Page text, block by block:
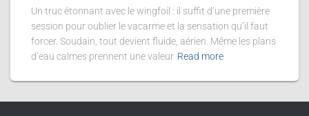
Un truc étonnant avec le wingfoil : il suffit d’une première
session pour oublier le vacarme et la sensation qu’il faut
forcer. Soudain, tout devient fluide, aérien. Même les plans
d’eau calmes prennent une valeur Read more